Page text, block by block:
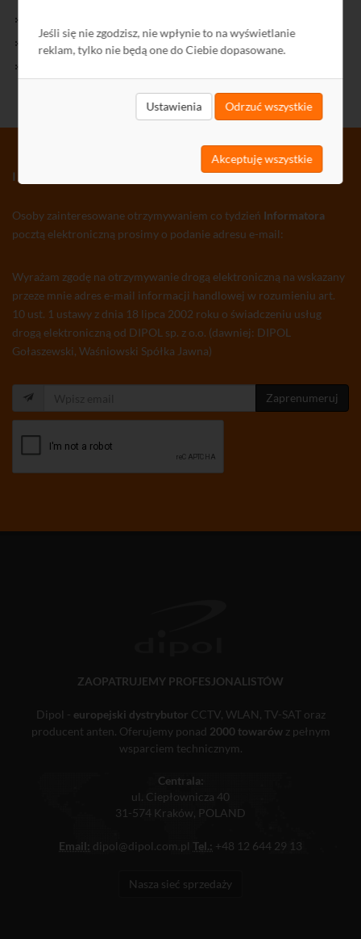
Jeśli się nie zgodzisz, nie wpłynie to na wyświetlanie
reklam, tylko nie będą one do Ciebie dopasowane.
Ustawienia Odrzuć wszystkie
Akceptuję wszystkie
Polityka Prywatności
INFORMATOR TV-SAT CCTV WLAN
Osoby zainteresowane otrzymywaniem co tydzień Informatora
pocztą elektroniczną prosimy o podanie adresu e-mail:
Wyrażam zgodę na otrzymywanie drogą elektroniczną na wskazany
przeze mnie adres e-mail informacji handlowej w rozumieniu art.
10 ust. 1 ustawy z dnia 18 lipca 2002 roku o świadczeniu usług
drogą elektroniczną od DIPOL sp. z o.o. (dawniej: DIPOL
Gołaszewski, Waśniowski Spółka Jawna)
Zaprenumeruj
ZAOPATRUJEMY PROFESJONALISTÓW
Dipol - europejski dystrybutor CCTV, WLAN, TV-SAT oraz
producent anten. Oferujemy ponad 2000 towarówz pełnym
wsparciem technicznym.
Centrala:
ul. Ciepłownicza 40
31-574 Kraków, POLAND
Email: dipol@dipol.com.pl Tel.: +48 12 644 29 13
Nasza sieć sprzedaży